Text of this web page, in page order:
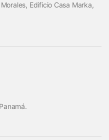
Edificio Casa Marka,